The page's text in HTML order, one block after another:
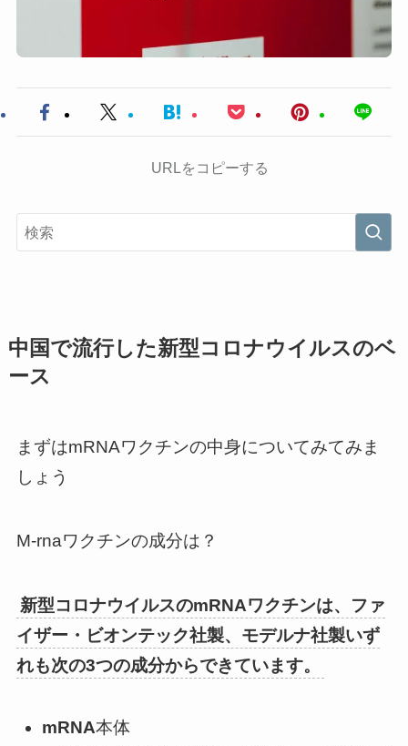
URLをコピーする
中国で流行した新型コロナウイルスのベ
ース
まずはmRNAワクチンの中身についてみてみま
しょう
M-rnaワクチンの成分は？
新型コロナウイルスのmRNAワクチンは、ファ
イザー・ビオンテック社製、モデルナ社製いず
れも次の3つの成分からできています。
mRNA本体